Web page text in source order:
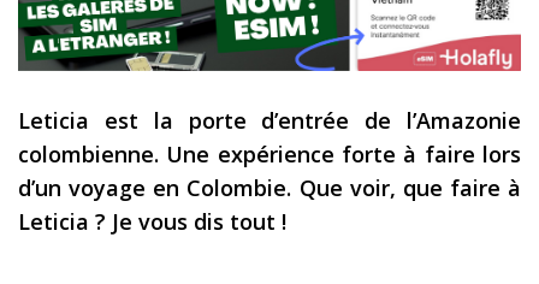
Contact
Mon journal de bord sur Instagram
Blog voyage
Les derniers articles
Podcast
Leticia est la porte d’entrée de l’Amazonie
colombienne. Une expérience forte à faire lors
d’un voyage en Colombie. Que voir, que faire à
Leticia ? Je vous dis tout !